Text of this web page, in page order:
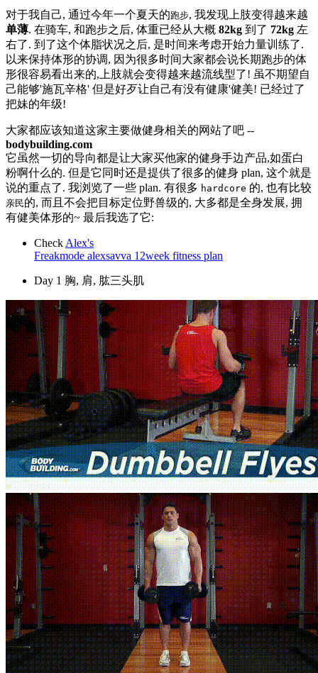
对于我自己, 通过今年一个夏天的跑步, 我发现上肢变得越来越
单薄. 在骑车, 和跑步之后, 体重已经从大概 82kg 到了 72kg 左
右了. 到了这个体脂状况之后, 是时间来考虑开始力量训练了.
以来保持体形的协调, 因为很多时间大家都会说长期跑步的体
形很容易看出来的,上肢就会变得越来越流线型了! 虽不期望自
己能够'施瓦辛格' 但是好歹让自己有没有健康'健美! 已经过了
把妹的年级!
大家都应该知道这家主要做健身相关的网站了吧 --
bodybuilding.com
它虽然一切的导向都是让大家买他家的健身手边产品,如蛋白
粉啊什么的. 但是它同时还是提供了很多的健身 plan, 这个就是
说的重点了. 我浏览了一些 plan. 有很多 hardcore 的, 也有比较
亲民的, 而且不会把目标定位野兽级的, 大多都是全身发展, 拥
有健美体形的~ 最后我选了它:
Check Alex's
Freakmode alexsavva 12week fitness plan
Day 1 胸, 肩, 肱三头肌